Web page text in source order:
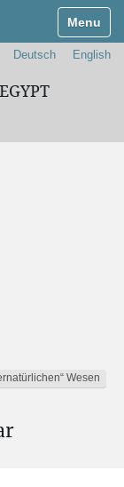
Deutsch English
Wesen